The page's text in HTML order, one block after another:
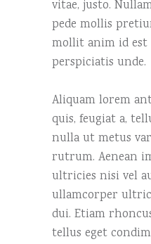
vitae, justo.
pede mollis
mollit anim id est
perspiciatis unde.
Aliquam lorem
quis, feugiat a,
nulla ut metus
rutrum. Aenean
ultricies nisi vel
ullamcorper
dui. Etiam
tellus eget